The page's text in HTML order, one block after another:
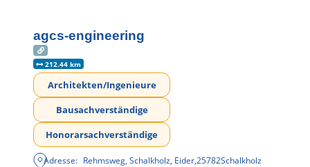
agcs-engineering
212.44 km
Architekten/Ingenieure
Bausachverständige
Honorarsachverständige
Adresse: Rehmsweg, Schalkholz, Eider,25782Schalkholz